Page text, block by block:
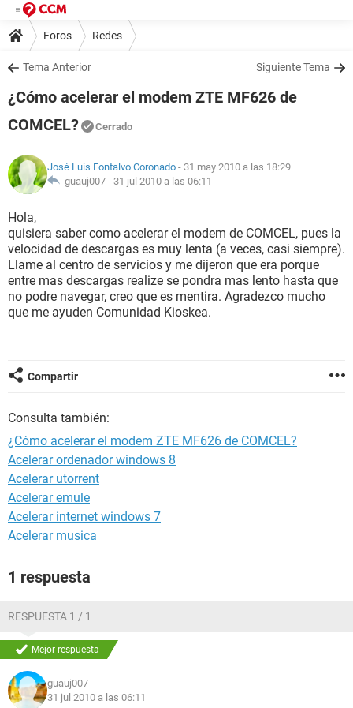
Foros Redes
Tema Anterior Siguiente Tema
¿Cómo acelerar el modem ZTE MF626 de
COMCEL?
Cerrado
José Luis Fontalvo Coronado - 31 may 2010 a las 18:29
guauj007 - 31 jul 2010 a las 06:11
Hola,
quisiera saber como acelerar el modem de COMCEL, pues la
velocidad de descargas es muy lenta (a veces, casi siempre).
Llame al centro de servicios y me dijeron que era porque
entre mas descargas realize se pondra mas lento hasta que
no podre navegar, creo que es mentira. Agradezco mucho
que me ayuden Comunidad Kioskea.
Compartir
Consulta también:
¿Cómo acelerar el modem ZTE MF626 de COMCEL?
Acelerar ordenador windows 8
Acelerar utorrent
Acelerar emule
Acelerar internet windows 7
Acelerar musica
1 respuesta
RESPUESTA 1 / 1
Mejor respuesta
guauj007
31 jul 2010 a las 06:11